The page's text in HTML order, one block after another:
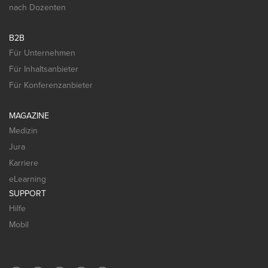
nach Dozenten
B2B
Für Unternehmen
Für Inhaltsanbieter
Für Konferenzanbieter
MAGAZINE
Medizin
Jura
Karriere
eLearning
SUPPORT
Hilfe
Mobil